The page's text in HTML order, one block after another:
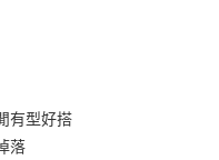
有型好搭
落